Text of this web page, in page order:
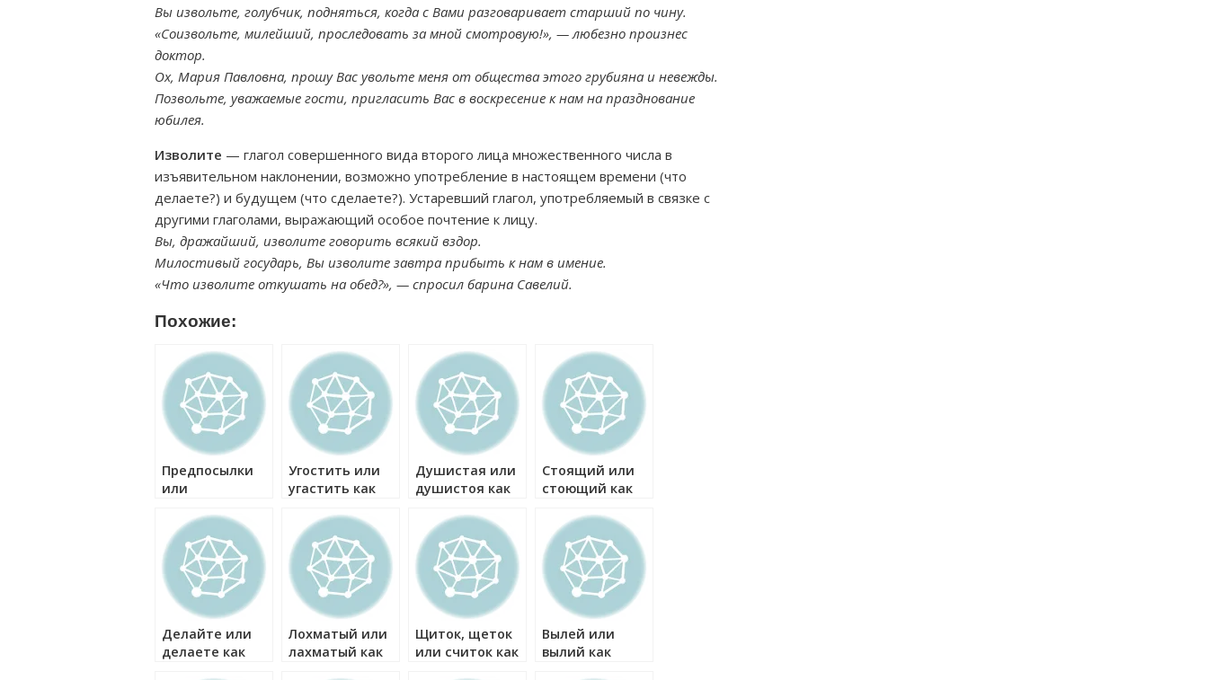
Вы извольте, голубчик, подняться, когда с Вами разговаривает старший по чину.
«Соизвольте, милейший, проследовать за мной смотровую!», — любезно произнес
доктор.
Ох, Мария Павловна, прошу Вас увольте меня от общества этого грубияна и невежды.
Позвольте, уважаемые гости, пригласить Вас в воскресение к нам на празднование
юбилея.
Изволите — глагол совершенного вида второго лица множественного числа в
изъявительном наклонении, возможно употребление в настоящем времени (что
делаете?) и будущем (что сделаете?). Устаревший глагол, употребляемый в связке с
другими глаголами, выражающий особое почтение к лицу.
Вы, дражайший, изволите говорить всякий вздор.
Милостивый государь, Вы изволите завтра прибыть к нам в имение.
«Что изволите откушать на обед?», — спросил барина Савелий.
Похожие:
Предпосылки
или
как правильно?
Угостить или
угастить как
Душистая или
душистоя как
Стоящий или
стоющий как
Делайте или
делаете как
Лохматый или
лахматый как
Щиток, щеток
или считок как
Вылей или
вылий как